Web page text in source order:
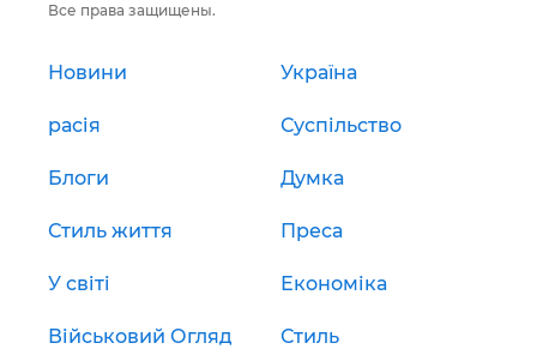
Все права защищены.
Новини Україна
расія Суспільство
Блоги Думка
Стиль життя Преса
У світі Економіка
Військовий Огляд Стиль